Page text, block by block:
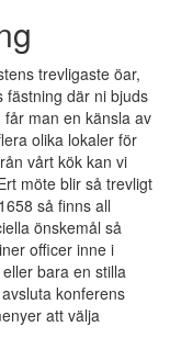
trevligaste öar,
fästning där ni bjuds
man en känsla av
olika lokaler för
vårt kök kan vi
möte blir så trevligt
så finns all
önskemål så
officer inne i
bara en stilla
konferens
att välja